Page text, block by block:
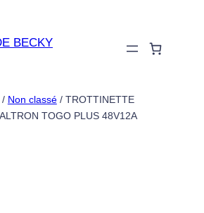
Non classé/ TROTTINETTE
TOGO PLUS 48V12A